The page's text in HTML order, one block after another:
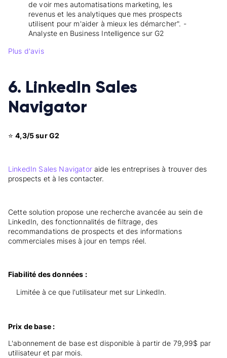
de voir mes automatisations marketing, les
revenus et les analytiques que mes prospects
utilisent pour m'aider à mieux les démarcher". -
Analyste en Business Intelligence sur G2
Plus d'avis
6. LinkedIn Sales
Navigator
⭐4,3/5 sur G2
LinkedIn Sales Navigatoraide les entreprises à trouver des
prospects et à les contacter.
Cette solution propose une recherche avancée au sein de
LinkedIn, des fonctionnalités de filtrage, des
recommandations de prospects et des informations
commerciales mises à jour en temps réel.
Fiabilité des données :
Limitée à ce que l'utilisateur met sur LinkedIn.
Prix de base :
L'abonnement de base est disponible à partir de 79,99$ par
utilisateur et par mois.